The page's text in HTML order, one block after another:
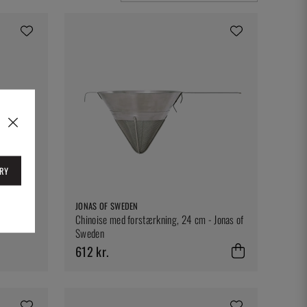
JONAS OF SWEDEN
Chinoise med forstærkning, 24 cm - Jonas of
Sweden
612 kr.